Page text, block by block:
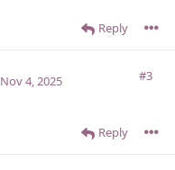
Reply
#3
Nov 4, 2025
Reply